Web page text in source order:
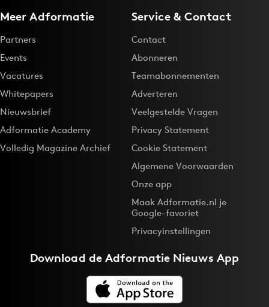
Meer Adformatie
Partners
Events
Vacatures
Whitepapers
Nieuwsbrief
Adformatie Academy
Volledig Magazine Archief
Service & Contact
Contact
Abonneren
Teamabonnementen
Adverteren
Veelgestelde Vragen
Privacy Statement
Cookie Statement
Algemene Voorwaarden
Onze app
Maak Adformatie.nl je
Google-favoriet
Privacyinstellingen
Download deAdformatie Nieuws App